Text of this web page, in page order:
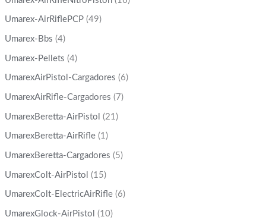
Umarex-AirRiflePCP (49)
Umarex-Bbs (4)
Umarex-Pellets (4)
UmarexAirPistol-Cargadores (6)
UmarexAirRifle-Cargadores (7)
UmarexBeretta-AirPistol (21)
UmarexBeretta-AirRifle (1)
UmarexBeretta-Cargadores (5)
UmarexColt-AirPistol (15)
UmarexColt-ElectricAirRifle (6)
UmarexGlock-AirPistol (10)